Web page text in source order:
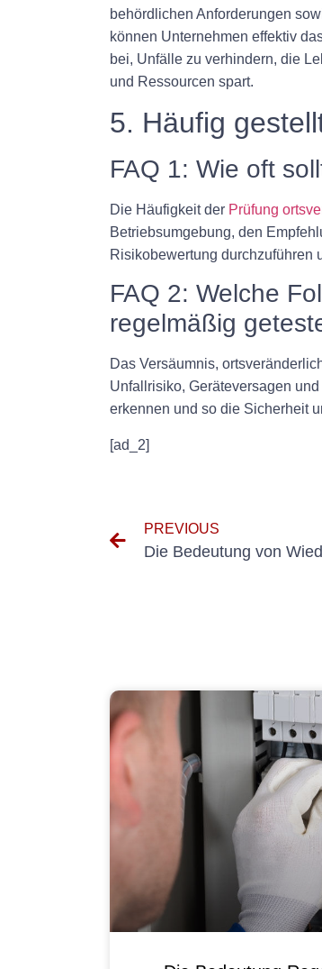
behördlichen Anforderungen
können Unternehmen effektiv
bei, Unfälle zu verhindern, die
und Ressourcen spart.
5. Häufig
FAQ 1: Wie oft
Die Häufigkeit der Prüfung
Betriebsumgebung, den
Risikobewertung durchzuführen
FAQ 2: Welche
regelmäßig
Das Versäumnis,
Unfallrisiko, Geräteversagen
erkennen und so die Sicherheit
[ad_2]
PREVIOUS